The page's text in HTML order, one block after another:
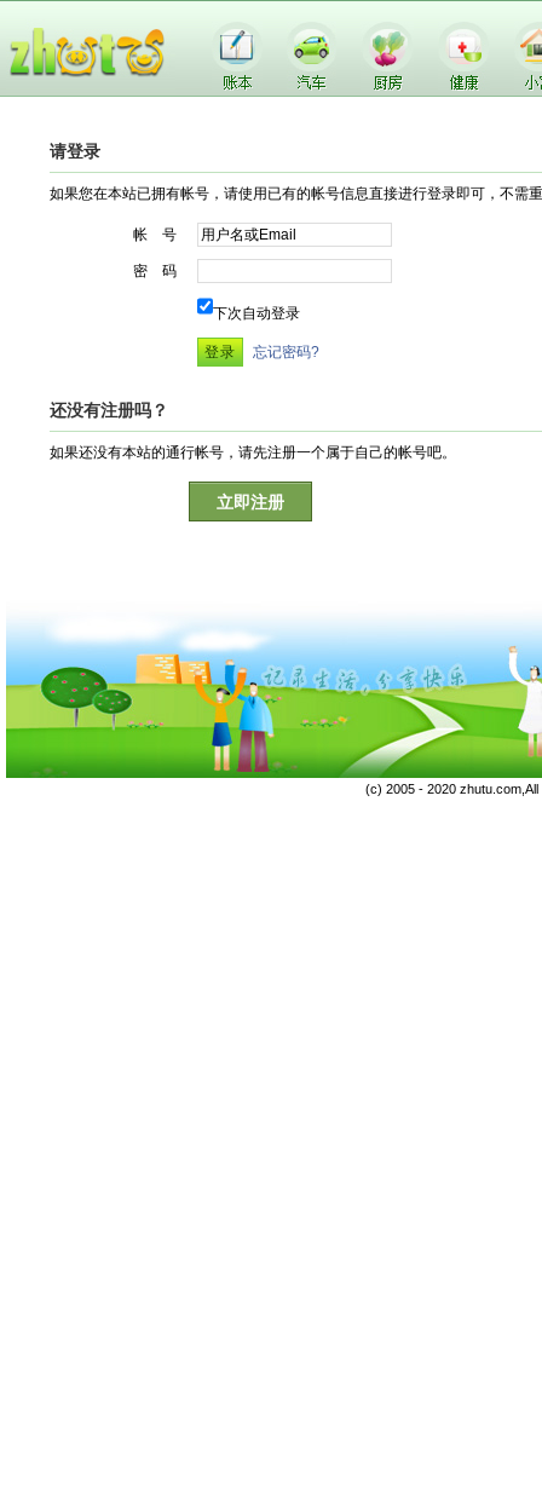
请登录
如果您在本站已拥有帐号，请使用已有的帐号信息直接进行登录即可，不需
帐 号
密 码
下次自动登录
忘记密码?
还没有注册吗？
如果还没有本站的通行帐号，请先注册一个属于自己的帐号吧。
立即注册
(c) 2005 - 2020